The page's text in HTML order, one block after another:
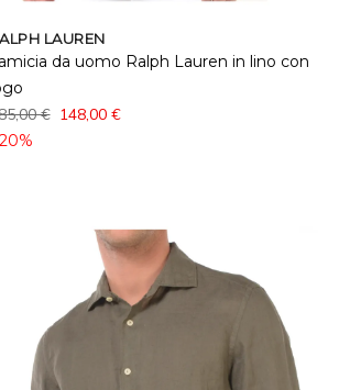
LAUREN
da uomo Ralph Lauren in lino con
€ 148,00 €